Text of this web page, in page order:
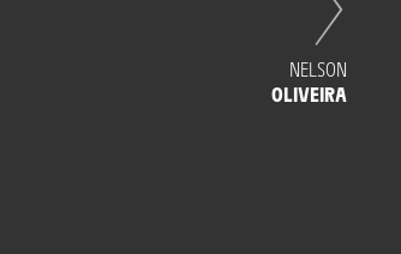
NELSON
OLIVEIRA